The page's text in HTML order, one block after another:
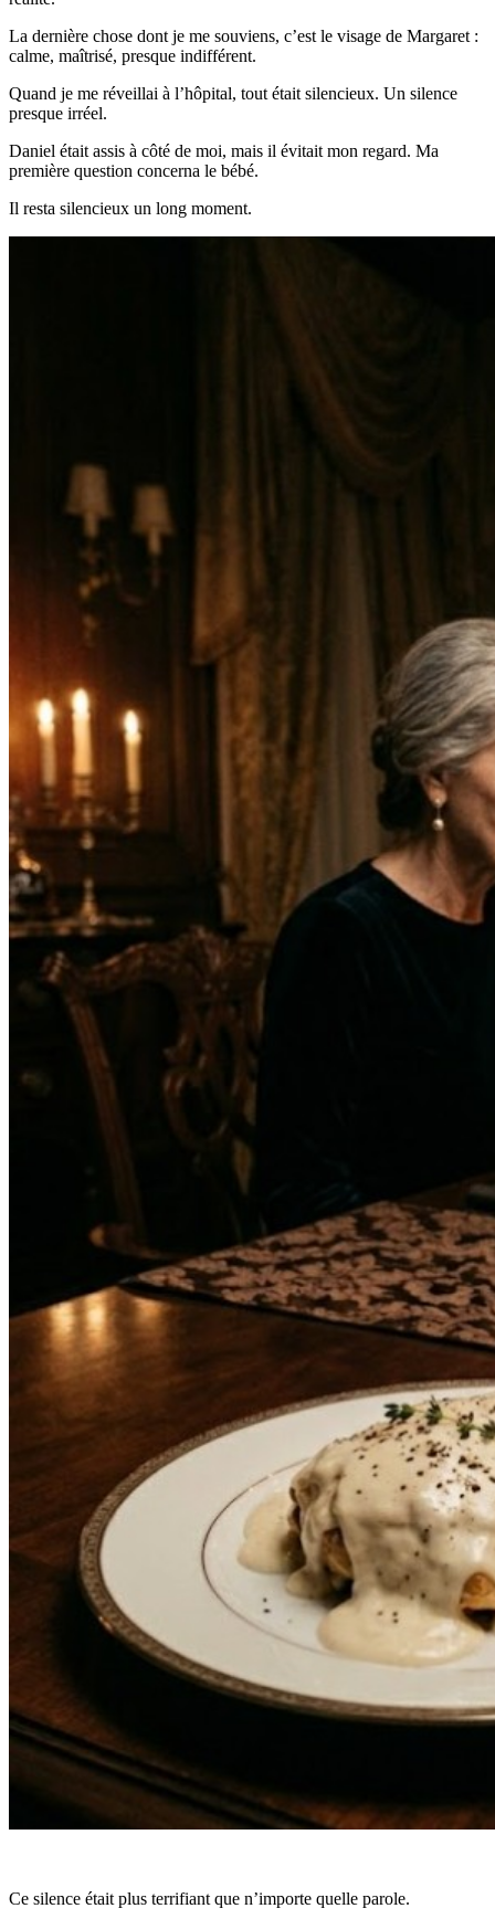
La dernière chose dont je me souviens, c’est le visage de Margaret :
calme, maîtrisé, presque indifférent.
Quand je me réveillai à l’hôpital, tout était silencieux. Un silence
presque irréel.
Daniel était assis à côté de moi, mais il évitait mon regard. Ma
première question concerna le bébé.
Il resta silencieux un long moment.
Ce silence était plus terrifiant que n’importe quelle parole.